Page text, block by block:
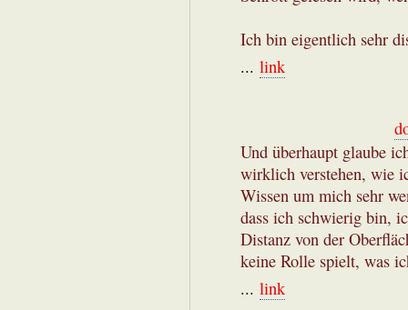
Ich bin eigentlich sehr
... link
Und überhaupt glaube
wirklich verstehen, wie
Wissen um mich sehr
dass ich schwierig bin,
Distanz von der
keine Rolle spielt, was
... link